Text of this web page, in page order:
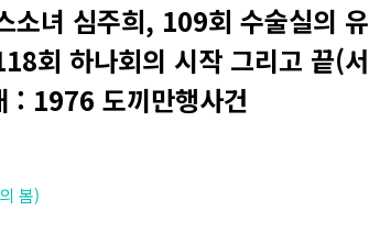
소녀 심주희, 109회 수술실의 유
회 하나회의 시작 그리고 끝(서
: 1976 도끼만행사건
봄)